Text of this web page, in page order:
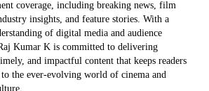
coverage, including breaking news, film
insights, and feature stories. With a
of digital media and audience
Kumar K is committed to delivering
and impactful content that keeps readers
to the ever-evolving world of cinema and